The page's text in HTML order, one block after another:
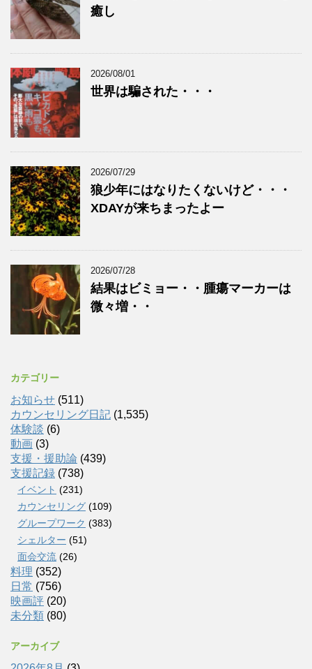
癒し
2026/08/01
世界は騙された・・・
2026/07/29
狼少年にはなりたくないけど・・・
XDAYが来ちまったよー
2026/07/28
結果はビミョー・・腫瘍マーカーは
微々増・・
カテゴリー
お知らせ (511)
カウンセリング日記 (1,535)
体験談 (6)
動画 (3)
支援・援助論 (439)
支援記録 (738)
イベント (231)
カウンセリング (109)
グループワーク (383)
シェルター (51)
面会交流 (26)
料理 (352)
日常 (756)
映画評 (20)
未分類 (80)
アーカイブ